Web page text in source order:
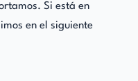
Si está en
en el siguiente